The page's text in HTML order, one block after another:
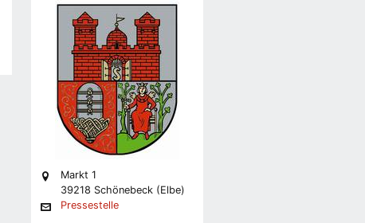
Markt 1
39218 Schönebeck (Elbe)
Pressestelle